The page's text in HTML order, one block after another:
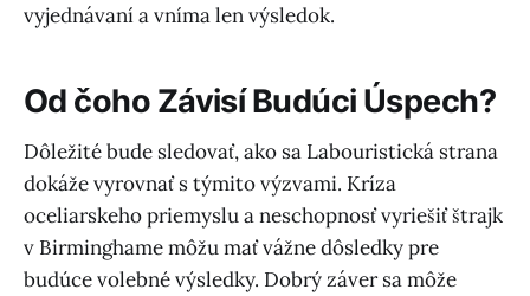
vyjednávaní a vníma len výsledok.
Od čoho Závisí Budúci Úspech?
Dôležité bude sledovať, ako sa Labouristická strana
dokáže vyrovnať s týmito výzvami. Kríza
oceliarskeho priemyslu a neschopnosť vyriešiť štrajk
v Birminghame môžu mať vážne dôsledky pre
budúce volebné výsledky. Dobrý záver sa môže